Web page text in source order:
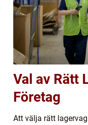
Val av Rätt
Företag
Att välja rätt